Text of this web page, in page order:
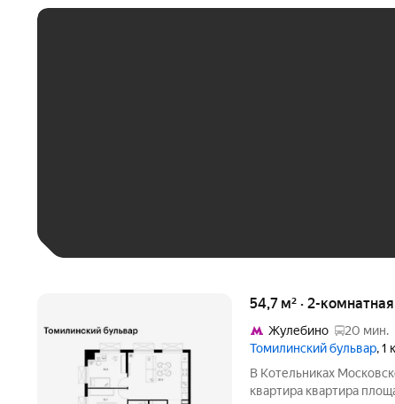
54,7 м² · 2-
Жулебино
20 мин.
Томилинский бульвар, 1
В Котельниках
квартира квартира